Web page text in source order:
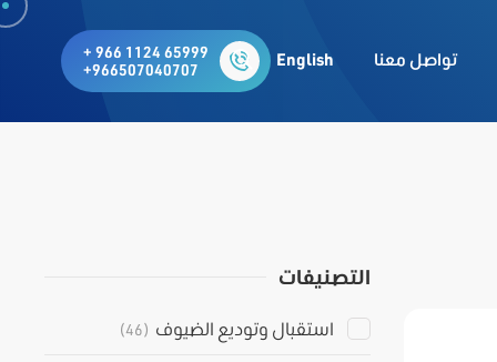
تواصل معنا English
+ 966 1124 65999
+966507040707
التصنيفات
استقبال وتوديع الضيوف (46)